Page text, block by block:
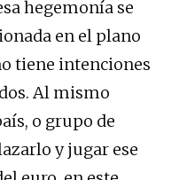
hegemonía se
en el plano
tiene intenciones
Al mismo
o grupo de
y jugar ese